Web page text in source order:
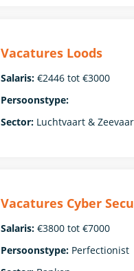
Vacatures Loods
Salaris: €2446 tot €3000
Persoonstype:
Sector: Luchtvaart &
Vacatures Cyber
Salaris: €3800 tot €7000
Persoonstype: Perfectionist